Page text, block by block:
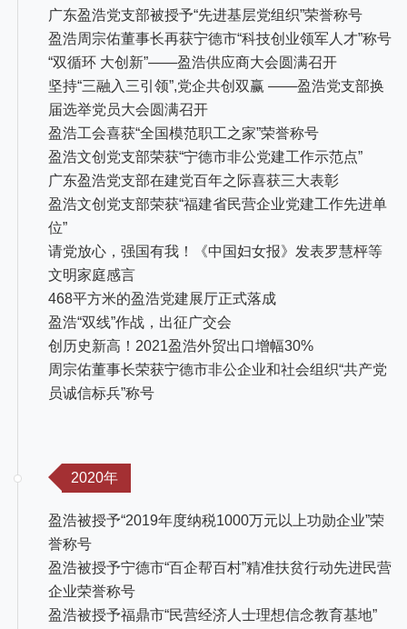
广东盈浩党支部被授予“先进基层党组织”荣誉称号
盈浩周宗佑董事长再获宁德市“科技创业领军人才”称号
“双循环 大创新”——盈浩供应商大会圆满召开
坚持“三融入三引领”,党企共创双赢 ——盈浩党支部换
届选举党员大会圆满召开
盈浩工会喜获“全国模范职工之家”荣誉称号
盈浩文创党支部荣获“宁德市非公党建工作示范点”
广东盈浩党支部在建党百年之际喜获三大表彰
盈浩文创党支部荣获“福建省民营企业党建工作先进单
位”
请党放心，强国有我！《中国妇女报》发表罗慧枰等
文明家庭感言
468平方米的盈浩党建展厅正式落成
盈浩“双线”作战，出征广交会
创历史新高！2021盈浩外贸出口增幅30%
周宗佑董事长荣获宁德市非公企业和社会组织“共产党
员诚信标兵”称号
2020年
盈浩被授予“2019年度纳税1000万元以上功勋企业”荣
誉称号
盈浩被授予宁德市“百企帮百村”精准扶贫行动先进民营
企业荣誉称号
盈浩被授予福鼎市“民营经济人士理想信念教育基地”